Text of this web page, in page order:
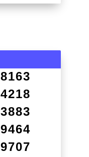
8163
4218
3883
9464
9707